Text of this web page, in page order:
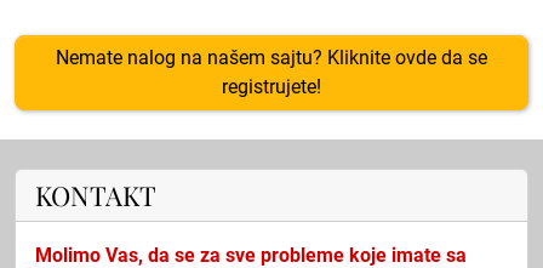
Nemate nalog na našem sajtu? Kliknite ovde da se
registrujete!
KONTAKT
Molimo Vas, da se za sve probleme koje imate sa